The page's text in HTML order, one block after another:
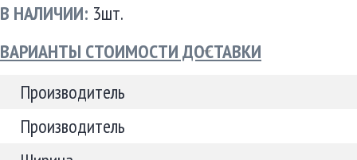
В НАЛИЧИИ: 3шт.
ВАРИАНТЫ СТОИМОСТИ ДОСТАВКИ
Производитель
Производитель